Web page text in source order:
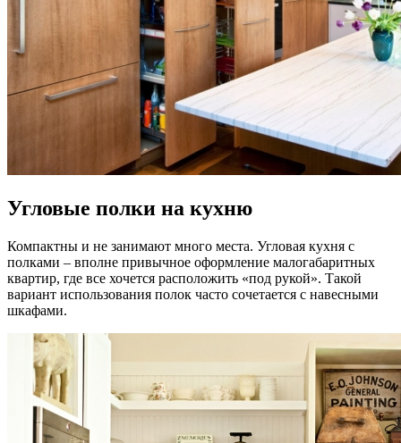
Угловые полки на кухню
Компактны и не занимают много места. Угловая кухня с
полками – вполне привычное оформление малогабаритных
квартир, где все хочется расположить «под рукой». Такой
вариант использования полок часто сочетается с навесными
шкафами.